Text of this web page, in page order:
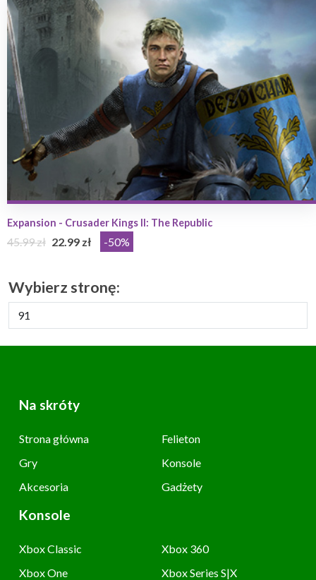
Expansion - Crusader Kings II: The Republic
45.99 zł 22.99 zł -50%
Wybierz stronę:
Na skróty
Strona główna
Felieton
Gry
Konsole
Akcesoria
Gadżety
Konsole
Xbox Classic
Xbox 360
Xbox One
Xbox Series S|X